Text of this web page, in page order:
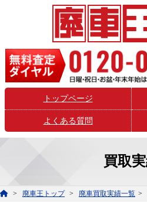
トップページ
よくある質問
買取
廃車王トップ 廃車買取実績一覧